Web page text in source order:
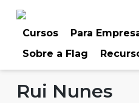
Cursos Para
Sobre a Flag
Home Formadores
Rui Nunes